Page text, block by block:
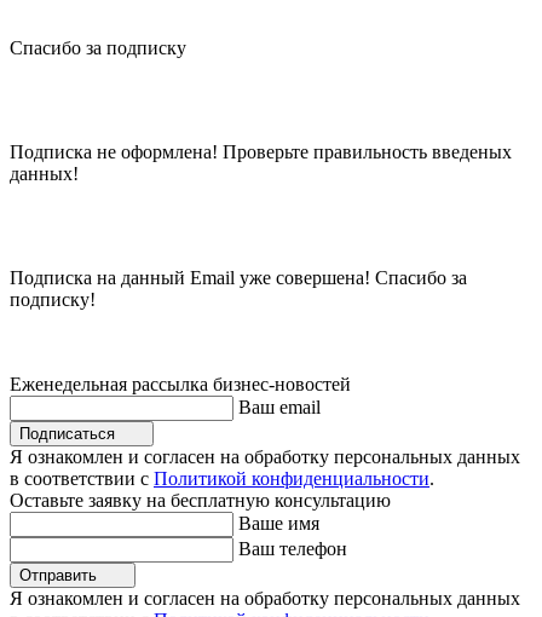
Спасибо за подписку
Подписка не оформлена! Проверьте правильность введеных
данных!
Подписка на данный Email уже совершена! Спасибо за
подписку!
Еженедельная рассылка бизнес-новостей
Ваш email
Подписаться
Я ознакомлен и согласен на обработку персональных данных
в соответствии с Политикой конфиденциальности.
Оставьте заявку на бесплатную консультацию
Ваше имя
Ваш телефон
Отправить
Я ознакомлен и согласен на обработку персональных данных